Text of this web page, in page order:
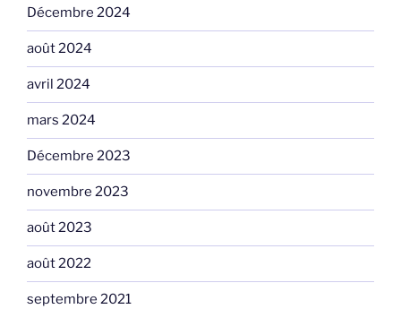
Décembre 2024
août 2024
avril 2024
mars 2024
Décembre 2023
novembre 2023
août 2023
août 2022
septembre 2021